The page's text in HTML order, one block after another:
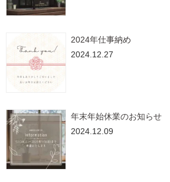
2024年仕事納め
2024.12.27
年末年始休業のお知らせ
2024.12.09